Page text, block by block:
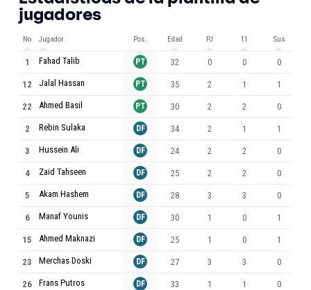
jugadores
No Jugador
1 Fahad Talib
12 Jalal Hassan
22 Ahmed Basil
2 Rebin Sulaka
3 Hussein Ali
4 Zaid Tahseen
5 Akam Hashem
6 Manaf Younis
15 Ahmed Maknazi
23 Merchas Doski
26 Frans Putros
Pos. Edad PJ 11 Sus
PT 32 0 0 0
PT 35 2 1 1
PT 30 2 2 0
DF 34 2 1 1
DF 24 2 2 0
DF 25 2 2 0
DF 28 3 3 0
DF 30 1 0 1
DF 25 1 0 1
DF 27 3 3 0
DF 33 1 1 0